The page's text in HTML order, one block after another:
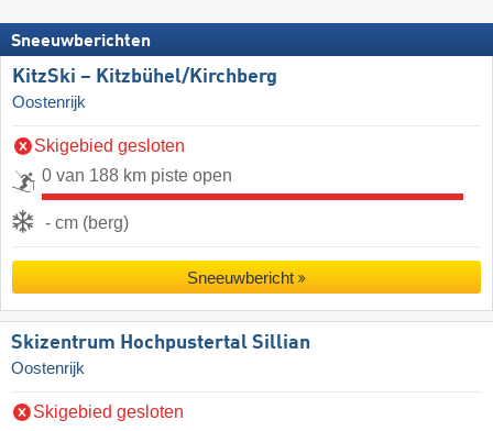
Sneeuwberichten
KitzSki – Kitzbühel/​Kirchberg
Oostenrijk
Skigebied gesloten
0 van 188 km piste open
- cm (berg)
Sneeuwbericht
Skizentrum Hochpustertal Sillian
Oostenrijk
Skigebied gesloten